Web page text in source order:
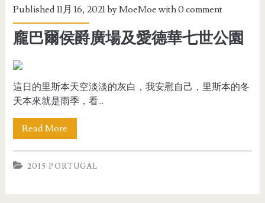
Published 11月 16, 2021 byMoeMoewith0 comment
龐巴爾侯爵廣場及愛德華七世公園
這日的里斯本天空淡淡的灰白，我安慰自己，里斯本的冬
天本來就是雨季，看...
Read More
2015 PORTUGAL